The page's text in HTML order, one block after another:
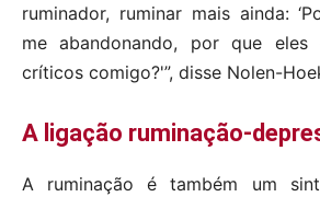
ruminador, ruminar mais ainda:
me abandonando, por que
críticos comigo?'”, disse Nolen-
A ligação ruminação-
A ruminação é também um